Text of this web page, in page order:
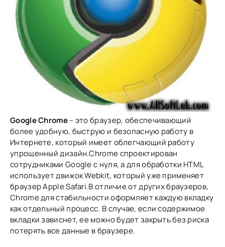
Google Chrome– это браузер, обеспечивающий
более удобную, быструю и безопасную работу в
Интернете, который имеет облегчающий работу
упрощенный дизайн.Chrome спроектирован
сотрудниками Google с нуля, а для обработки HTML
использует движок Webkit, который уже применяет
браузер Apple Safari.В отличие от других браузеров,
Chrome для стабильности оформляет каждую вкладку
как отдельный процесс. В случае, если содержимое
вкладки зависнет, ее можно будет закрыть без риска
потерять все данные в браузере.